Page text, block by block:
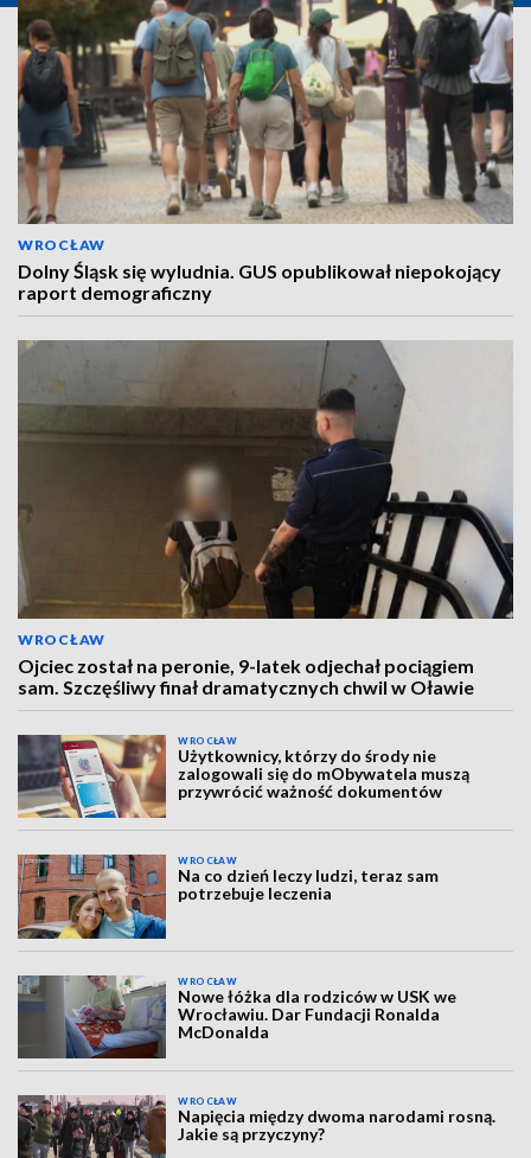
WROCŁAW
Dolny Śląsk się wyludnia. GUS opublikował niepokojący
raport demograficzny
WROCŁAW
Ojciec został na peronie, 9-latek odjechał pociągiem
sam. Szczęśliwy finał dramatycznych chwil w Oławie
WROCŁAW
Użytkownicy, którzy do środy nie
zalogowali się do mObywatela muszą
przywrócić ważność dokumentów
WROCŁAW
Na co dzień leczy ludzi, teraz sam
potrzebuje leczenia
WROCŁAW
Nowe łóżka dla rodziców w USK we
Wrocławiu. Dar Fundacji Ronalda
McDonalda
WROCŁAW
Napięcia między dwoma narodami rosną.
Jakie są przyczyny?